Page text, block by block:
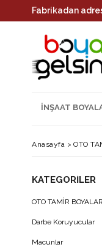
Fabrikadan
İNŞAAT
Anasayfa > OTO
KATEGORILER
OTO TAMİR
Darbe Koruyucular
Macunlar